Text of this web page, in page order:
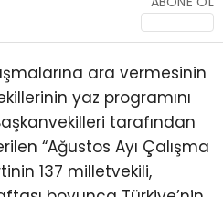
ara vermesinin
yaz programını
tarafından
“Ağustos Ayı Çalışma
137 milletvekili,